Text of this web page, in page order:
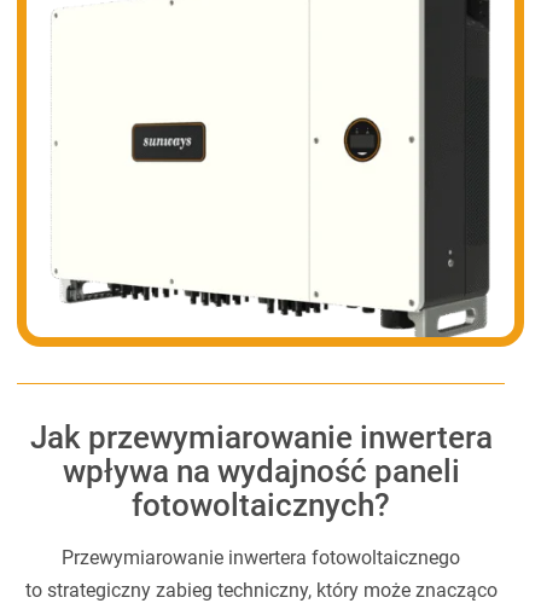
Jak przewymiarowanie inwertera
wpływa na wydajność paneli
fotowoltaicznych?
Przewymiarowanie inwertera fotowoltaicznego
to strategiczny zabieg techniczny, który może znacząco